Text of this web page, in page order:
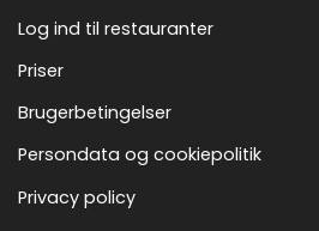
Log ind til restauranter
Priser
Brugerbetingelser
Persondata og cookiepolitik
Privacy policy